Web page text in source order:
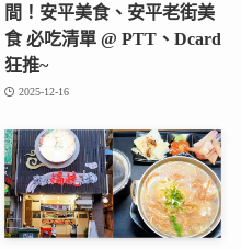
間！安平美食、安平老街美
食 必吃清單 @ PTT、Dcard
狂推~
2025-12-16